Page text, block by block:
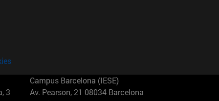
3
Campus Barcelona (IESE)
Av. Pearson, 21 08034 Barcelona